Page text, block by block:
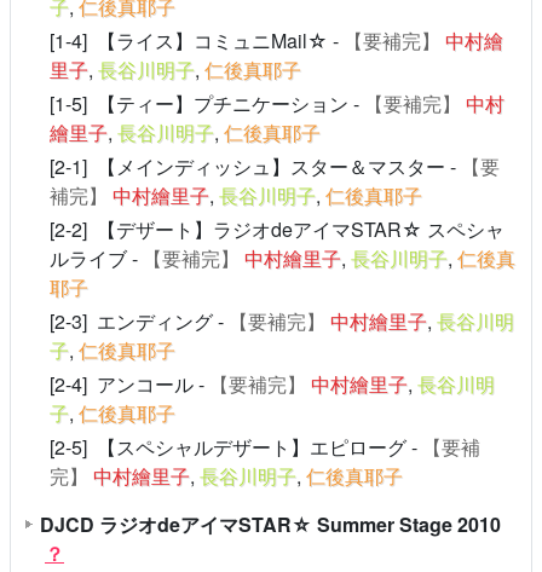
子, 仁後真耶子
[1-4] 【ライス】コミュニMail☆ -
【要補完】
中村繪
里子, 長谷川明子, 仁後真耶子
[1-5] 【ティー】プチニケーション -
【要補完】
中村
繪里子, 長谷川明子, 仁後真耶子
[2-1] 【メインディッシュ】スター＆マスター -
【要
補完】
中村繪里子, 長谷川明子, 仁後真耶子
[2-2] 【デザート】ラジオdeアイマSTAR☆ スペシャ
ルライブ -
【要補完】 中村繪里子, 長谷川明子, 仁後真
耶子
[2-3] エンディング -
【要補完】 中村繪里子, 長谷川明
子, 仁後真耶子
[2-4] アンコール -
【要補完】 中村繪里子, 長谷川明
子, 仁後真耶子
[2-5] 【スペシャルデザート】エピローグ -
【要補
完】
中村繪里子, 長谷川明子, 仁後真耶子
DJCD ラジオdeアイマSTAR☆ Summer Stage 2010
？